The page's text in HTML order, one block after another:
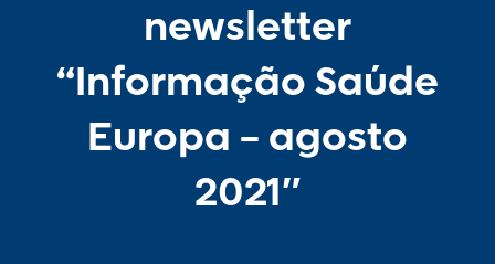
newsletter
“Informação Saúde
Europa – agosto
2021″